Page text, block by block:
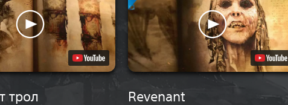
трол Revenant